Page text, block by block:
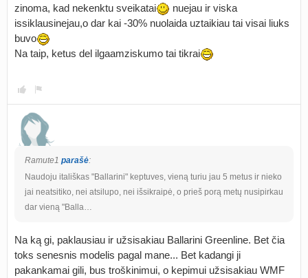
zinoma, kad nekenktu sveikatai
nuejau ir viska
issiklausinejau,o dar kai -30% nuolaida uztaikiau tai visai liuks
buvo
Na taip, ketus del ilgaamziskumo tai tikrai
Ramute1 parašė:
Naudoju itališkas "Ballarini" keptuves, vieną turiu jau 5 metus ir nieko
jai neatsitiko, nei atsilupo, nei išsikraipė, o prieš porą metų nusipirkau
dar vieną "Balla…
Na ką gi, paklausiau ir užsisakiau Ballarini Greenline. Bet čia
toks senesnis modelis pagal mane... Bet kadangi ji
pakankamai gili, bus troškinimui, o kepimui užsisakiau WMF